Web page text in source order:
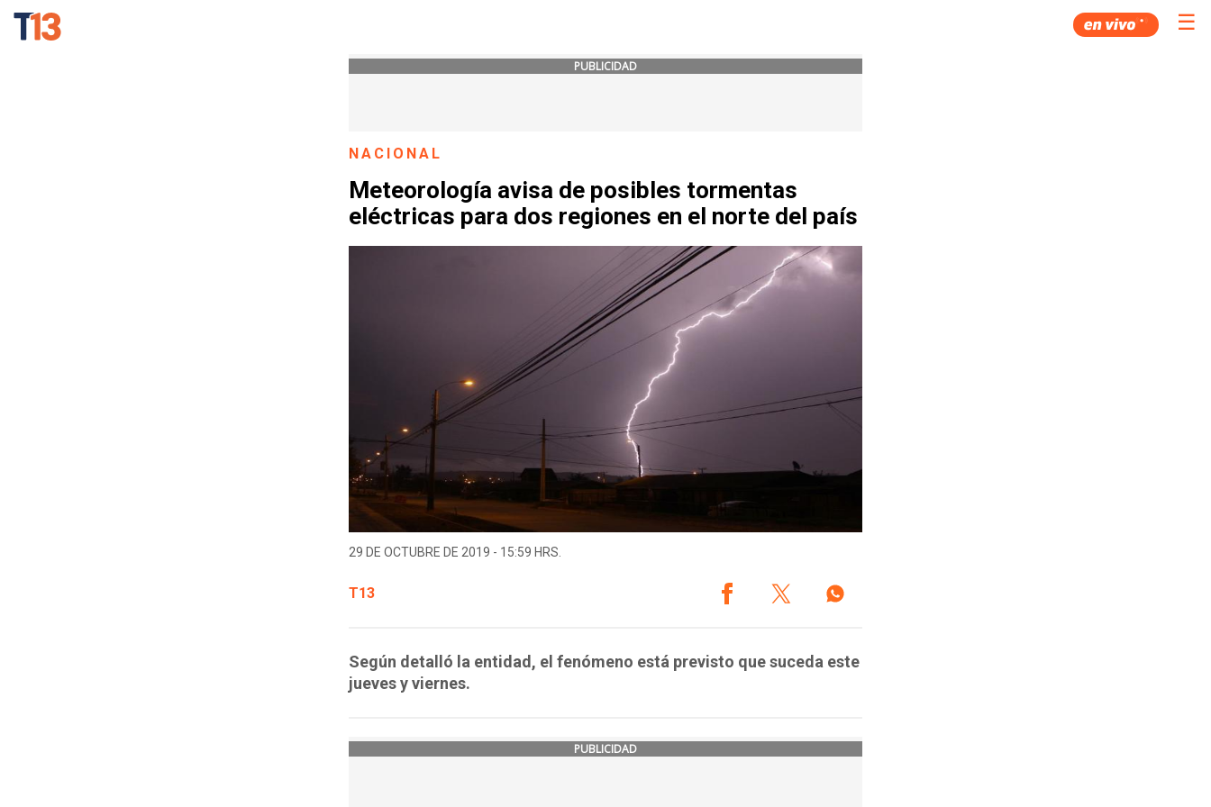
☰
PUBLICIDAD
NACIONAL
Meteorología avisa de posibles tormentas
eléctricas para dos regiones en el norte del país
29 DE OCTUBRE DE 2019 - 15:59 HRS.
T13
Según detalló la entidad, el fenómeno está previsto que suceda este
jueves y viernes.
PUBLICIDAD